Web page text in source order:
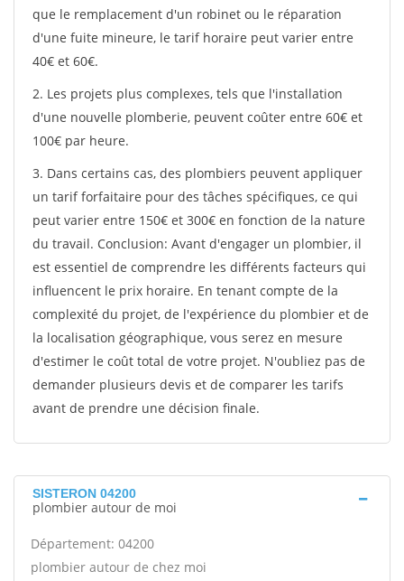
que le remplacement d'un robinet ou le réparation
d'une fuite mineure, le tarif horaire peut varier entre
40€ et 60€.
2. Les projets plus complexes, tels que l'installation
d'une nouvelle plomberie, peuvent coûter entre 60€ et
100€ par heure.
3. Dans certains cas, des plombiers peuvent appliquer
un tarif forfaitaire pour des tâches spécifiques, ce qui
peut varier entre 150€ et 300€ en fonction de la nature
du travail. Conclusion: Avant d'engager un plombier, il
est essentiel de comprendre les différents facteurs qui
influencent le prix horaire. En tenant compte de la
complexité du projet, de l'expérience du plombier et de
la localisation géographique, vous serez en mesure
d'estimer le coût total de votre projet. N'oubliez pas de
demander plusieurs devis et de comparer les tarifs
avant de prendre une décision finale.
SISTERON 04200
plombier autour de moi
Département: 04200
plombier autour de chez moi